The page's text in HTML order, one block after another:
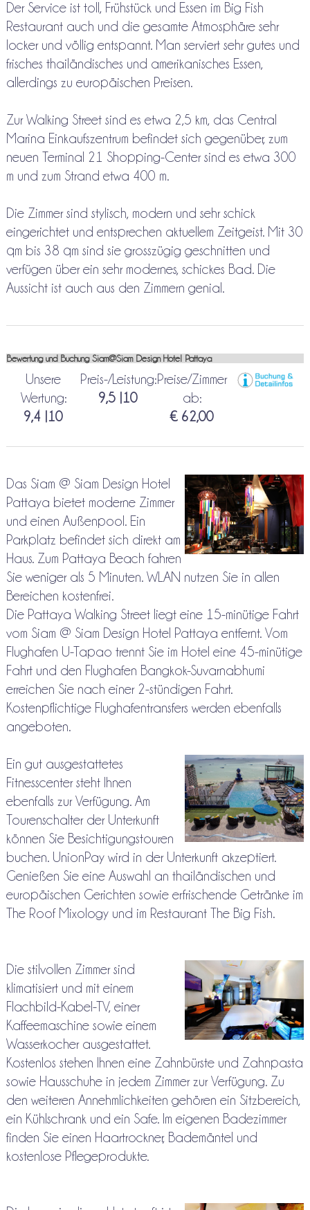
Der Service ist toll, Frühstück und Essen im Big Fish
Restaurant auch und die gesamte Atmosphäre sehr
locker und völlig entspannt. Man serviert sehr gutes und
frisches thailändisches und amerikanisches Essen,
allerdings zu europäischen Preisen.
Zur Walking Street sind es etwa 2,5 km, das Central
Marina Einkaufszentrum befindet sich gegenüber, zum
neuen Terminal 21 Shopping-Center sind es etwa 300
m und zum Strand etwa 400 m.
Die Zimmer sind stylisch, modern und sehr schick
eingerichtet und entsprechen aktuellem Zeitgeist. Mit 30
qm bis 38 qm sind sie grosszügig geschnitten und
verfügen über ein sehr modernes, schickes Bad. Die
Aussicht ist auch aus den Zimmern genial.
Bewertung und Buchung Siam@Siam Design Hotel Pattaya
Unsere
Wertung:
9,4 |10
Preis-/Leistung:
9,5 |10
Preise/Zimmer
ab:
€ 62,00
Das Siam @ Siam Design Hotel
Pattaya bietet moderne Zimmer
und einen Außenpool. Ein
Parkplatz befindet sich direkt am
Haus. Zum Pattaya Beach fahren
Sie weniger als 5 Minuten. WLAN nutzen Sie in allen
Bereichen kostenfrei.
Die Pattaya Walking Street liegt eine 15-minütige Fahrt
vom Siam @ Siam Design Hotel Pattaya entfernt. Vom
Flughafen U-Tapao trennt Sie im Hotel eine 45-minütige
Fahrt und den Flughafen Bangkok-Suvarnabhumi
erreichen Sie nach einer 2-stündigen Fahrt.
Kostenpflichtige Flughafentransfers werden ebenfalls
angeboten.
Ein gut ausgestattetes
Fitnesscenter steht Ihnen
ebenfalls zur Verfügung. Am
Tourenschalter der Unterkunft
können Sie Besichtigungstouren
buchen. UnionPay wird in der Unterkunft akzeptiert.
Genießen Sie eine Auswahl an thailändischen und
europäischen Gerichten sowie erfrischende Getränke im
The Roof Mixology und im Restaurant The Big Fish.
Die stilvollen Zimmer sind
klimatisiert und mit einem
Flachbild-Kabel-TV, einer
Kaffeemaschine sowie einem
Wasserkocher ausgestattet.
Kostenlos stehen Ihnen eine Zahnbürste und Zahnpasta
sowie Hausschuhe in jedem Zimmer zur Verfügung. Zu
den weiteren Annehmlichkeiten gehören ein Sitzbereich,
ein Kühlschrank und ein Safe. Im eigenen Badezimmer
finden Sie einen Haartrockner, Bademäntel und
kostenlose Pflegeprodukte.